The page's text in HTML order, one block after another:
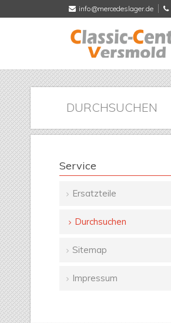
info@mercedeslager.de
DURCHSUCHEN
Service
überspringen
Ersatzteile
Durchsuchen
Sitemap
Impressum